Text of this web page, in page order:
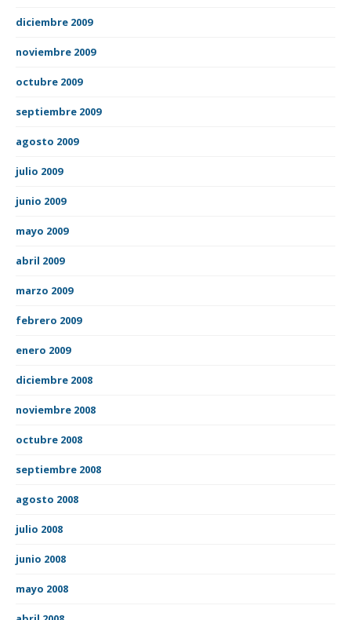
diciembre 2009
noviembre 2009
octubre 2009
septiembre 2009
agosto 2009
julio 2009
junio 2009
mayo 2009
abril 2009
marzo 2009
febrero 2009
enero 2009
diciembre 2008
noviembre 2008
octubre 2008
septiembre 2008
agosto 2008
julio 2008
junio 2008
mayo 2008